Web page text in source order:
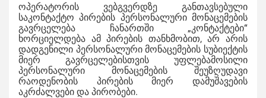
ოპერატორის ვებგვერდზე განთავსებული
საკონტაქტო პირების პერსონალური მონაცემების
გავრცელება ჩანართში „კონტაქტები“
ხორციელდება ამ პირების თანხმობით, არ არის
დადგენილი პერსონალური მონაცემების სუბიექტის
მიერ გავრცელებისთვის უფლებამოსილი
პერსონალური მონაცემების შეუზღუდავი
რაოდენობის პირების მიერ დამუშავების
აკრძალვები და პირობები.